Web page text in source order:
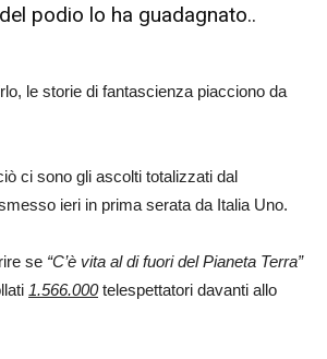
podio lo ha guadagnato..
le storie di fantascienza piacciono da
ci sono gli ascolti totalizzati dal
ieri in prima serata da Italia Uno.
se “C’è vita al di fuori del Pianeta Terra”
1.566.000telespettatori davanti allo